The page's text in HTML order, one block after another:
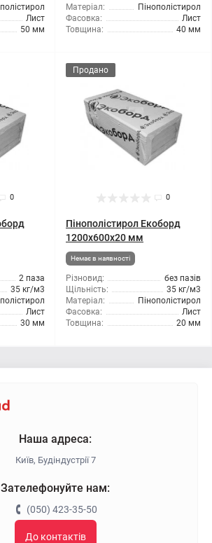
Лист
50 мм
Матеріал:
Пінополістирол
Фасовка:
Лист
Товщина:
40 мм
0
2 паза
35 кг/м3
Лист
30 мм
Продано
0
Пінополістирол Екоборд
1200x600x20 мм
Немає в наявності
Різновид:
без пазів
Щільність:
35 кг/м3
Матеріал:
Пінополістирол
Фасовка:
Лист
Товщина:
20 мм
Наша адреса:
Київ, Будіндустрії 7
Зателефонуйте нам:
(050) 423-35-50
До контактів